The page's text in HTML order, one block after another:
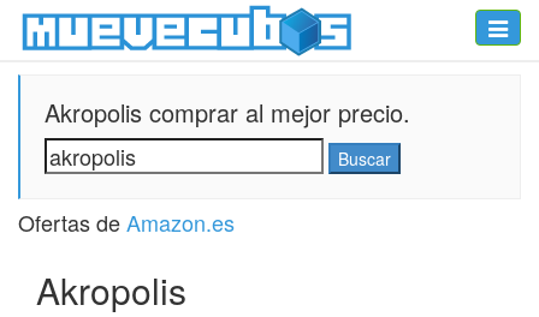
Toggle
Akropolis comprar al mejor precio.
Ofertas deAmazon.es
Akropolis